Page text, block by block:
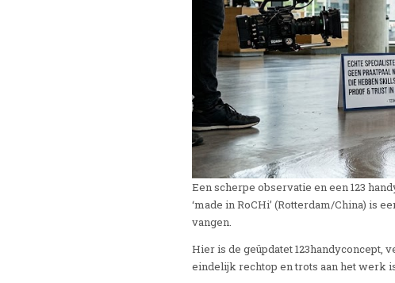
Een scherpe observatie en een 123
‘made in RoCHi’ (Rotterdam/China) is
vangen.
Hier is de geüpdatet 123handyconcept,
eindelijk rechtop en trots aan het werk